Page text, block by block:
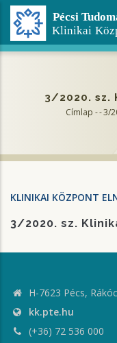
Ugrás
tartalomra
3/2020. sz.
Címlap --3/
KLINIKAI KÖZPONT
3/2020. sz.
H-7623 Pécs,
kk.pte.hu
(+36) 72 536 000